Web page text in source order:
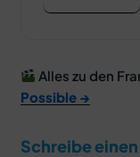
Alles zu den
Possible →
Schreibe